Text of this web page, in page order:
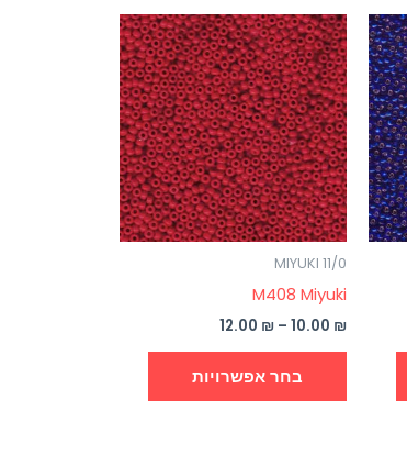
למוצר
זה
יש
מספר
סוגים.
ניתן
לבחור
את
האפשרויותMIYUKI 11/0
M408 Miyuki
10.00 ₪
–
12.00 ₪
טווח
מחירים:
⁦10.00 ₪⁩
עד
⁦12.00 ₪⁩
בחר אפשרויות
למוצר
זה
יש
מספר
סוגים.
ניתן
לבחור
את